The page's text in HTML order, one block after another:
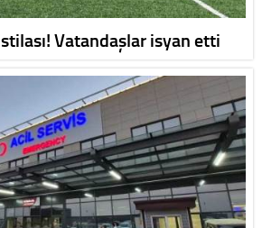
Vatandaşlar isyan etti